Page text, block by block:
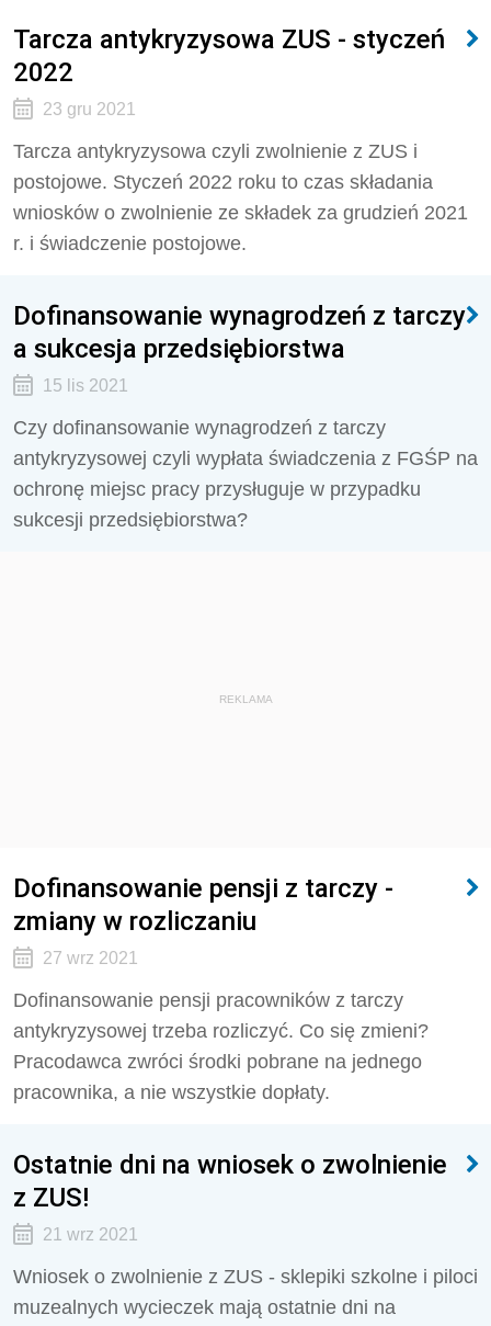
Tarcza antykryzysowa ZUS - styczeń
2022
23 gru 2021
Tarcza antykryzysowa czyli zwolnienie z ZUS i
postojowe. Styczeń 2022 roku to czas składania
wniosków o zwolnienie ze składek za grudzień 2021
r. i świadczenie postojowe.
Dofinansowanie wynagrodzeń z tarczy
a sukcesja przedsiębiorstwa
15 lis 2021
Czy dofinansowanie wynagrodzeń z tarczy
antykryzysowej czyli wypłata świadczenia z FGŚP na
ochronę miejsc pracy przysługuje w przypadku
sukcesji przedsiębiorstwa?
REKLAMA
Dofinansowanie pensji z tarczy -
zmiany w rozliczaniu
27 wrz 2021
Dofinansowanie pensji pracowników z tarczy
antykryzysowej trzeba rozliczyć. Co się zmieni?
Pracodawca zwróci środki pobrane na jednego
pracownika, a nie wszystkie dopłaty.
Ostatnie dni na wniosek o zwolnienie
z ZUS!
21 wrz 2021
Wniosek o zwolnienie z ZUS - sklepiki szkolne i piloci
muzealnych wycieczek mają ostatnie dni na